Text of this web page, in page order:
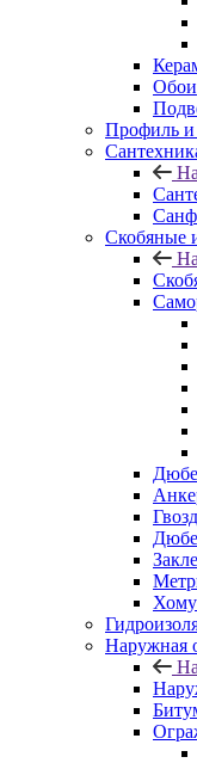
Обои
Профиль
Скобяные
Наружная